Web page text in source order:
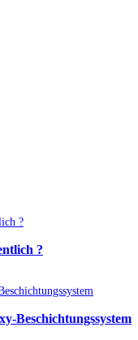
?
Beschichtungssystem